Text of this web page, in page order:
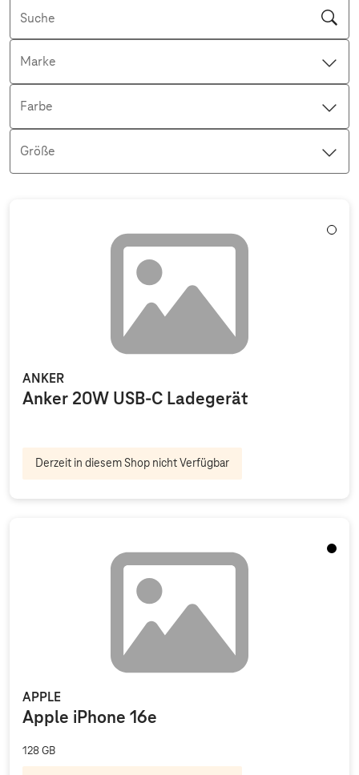
Suche
Marke
Farbe
Größe
Weiß
ANKER
Anker 20W USB-C Ladegerät
Derzeit in diesem Shop nicht Verfügbar
APPLE
Apple iPhone 16e
128 GB